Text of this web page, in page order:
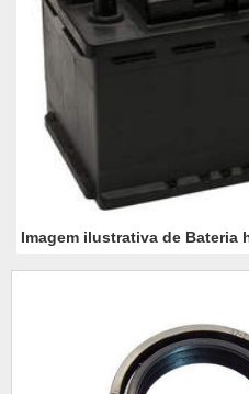
Imagem ilustrativa de Bateria